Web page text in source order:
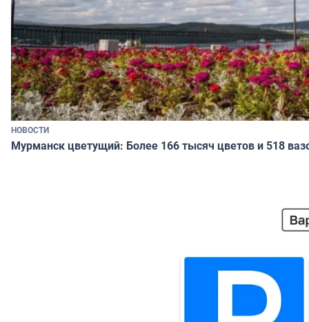
НОВОСТИ
Мурманск цветущий: Более 166 тысяч цветов и 518